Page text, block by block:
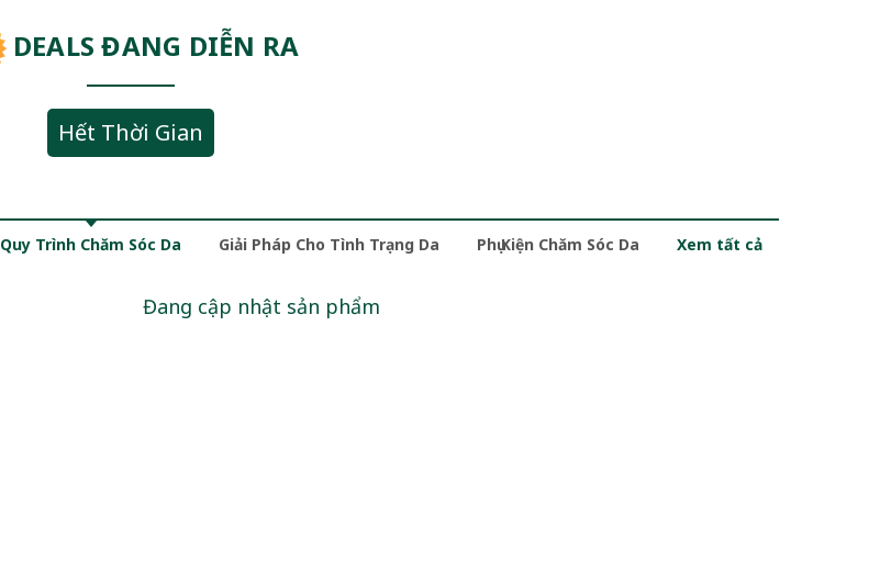
DEALS ĐANG DIỄN RA
Hết Thời Gian
Quy Trình Chăm Sóc Da Giải Pháp Cho Tình Trạng Da Phụ Kiện Chăm Sóc Da Xem tất cả
Đang cập nhật sản phẩm